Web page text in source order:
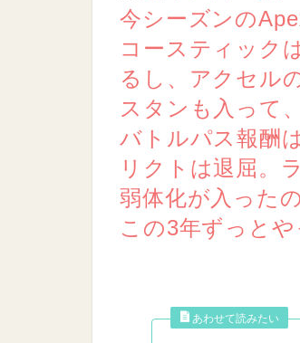
今シーズンの
コースティック
るし、アクセル
スタンも入って
バトルパス報酬
リクトは退屈。
弱体化が入った
この3年ずっと